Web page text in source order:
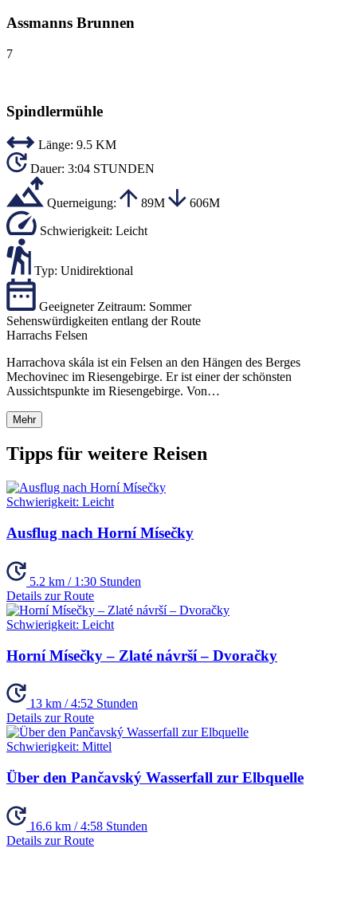
Assmanns Brunnen
7
Spindlermühle
Länge: 9.5 KM
Dauer: 3:04 STUNDEN
Querneigung: 89M 606M
Schwierigkeit: Leicht
Typ: Unidirektional
Geeigneter Zeitraum: Sommer
Sehenswürdigkeiten entlang der Route
Harrachs Felsen
Harrachova skála ist ein Felsen an den Hängen des Berges
Mechovinec im Riesengebirge. Er ist einer der schönsten
Aussichtspunkte im Riesengebirge. Von…
Mehr
Tipps für weitere Reisen
Schwierigkeit: Leicht
Ausflug nach Horní Mísečky
5.2 km / 1:30 Stunden
Details zur Route
Schwierigkeit: Leicht
Horní Mísečky – Zlaté návrší – Dvoračky
13 km / 4:52 Stunden
Details zur Route
Schwierigkeit: Mittel
Über den Pančavský Wasserfall zur Elbquelle
16.6 km / 4:58 Stunden
Details zur Route